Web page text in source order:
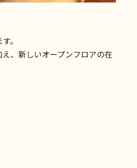
。
、新しいオープンフロアの在